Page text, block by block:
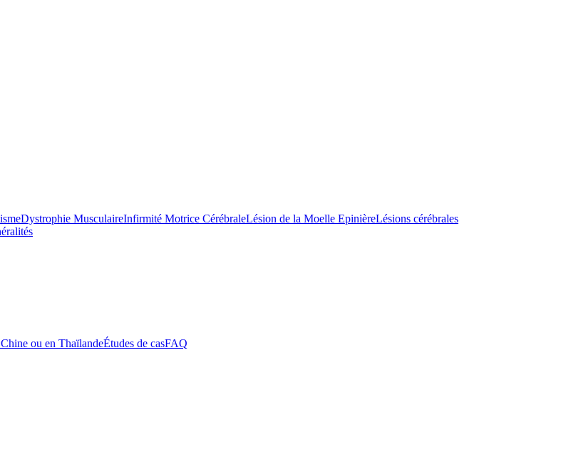
Dystrophie MusculaireInfirmité Motrice CérébraleLésion de la Moelle EpinièreLésions cérébrales
ou en ThaïlandeÉtudes de casFAQ